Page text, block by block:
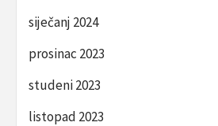
siječanj 2024
prosinac 2023
studeni 2023
listopad 2023